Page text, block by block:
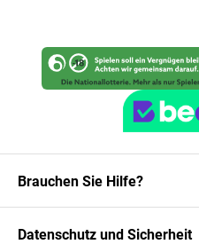
Brauchen Sie Hilfe?
Datenschutz und Sicherheit